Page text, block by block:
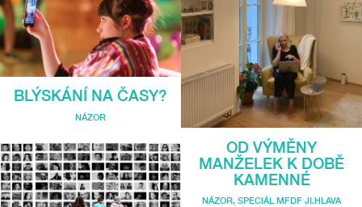
BLÝSKÁNÍ NA ČASY?
NÁZOR
OD VÝMĚNY
MANŽELEK K DOBĚ
KAMENNÉ
NÁZOR, SPECIÁL MFDF JI.HLAVA